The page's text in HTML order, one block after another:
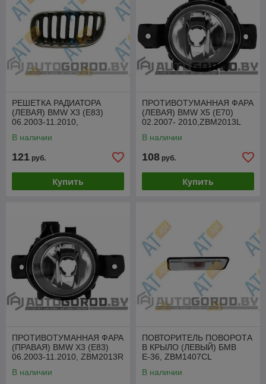
РЕШЕТКА РАДИАТОРА
(ЛЕВАЯ) BMW X3 (E83)
06.2003-11.2010,
В наличии
121 руб.
Купить
ПРОТИВОТУМАННАЯ ФАРА
(ЛЕВАЯ) BMW X5 (E70)
02.2007- 2010,ZBM2013L
В наличии
108 руб.
Купить
ПРОТИВОТУМАННАЯ ФАРА
(ПРАВАЯ) BMW X3 (E83)
06.2003-11.2010, ZBM2013R
В наличии
ПОВТОРИТЕЛЬ ПОВОРОТА
В КРЫЛО (ЛЕВЫЙ) БМВ
Е-36, ZBM1407CL
В наличии